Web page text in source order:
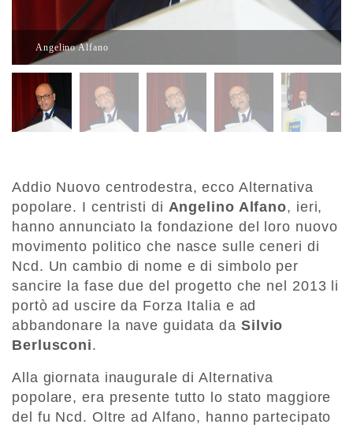
Angelino Alfano
Addio Nuovo centrodestra, ecco Alternativa
popolare. I centristi di Angelino Alfano, ieri,
hanno annunciato la fondazione del loro nuovo
movimento politico che nasce sulle ceneri di
Ncd. Un cambio di nome e di simbolo per
sancire la fase due del progetto che nel 2013 li
portò ad uscire da Forza Italia e ad
abbandonare la nave guidata da Silvio
Berlusconi.
Alla giornata inaugurale di Alternativa
popolare, era presente tutto lo stato maggiore
del fu Ncd. Oltre ad Alfano, hanno partecipato